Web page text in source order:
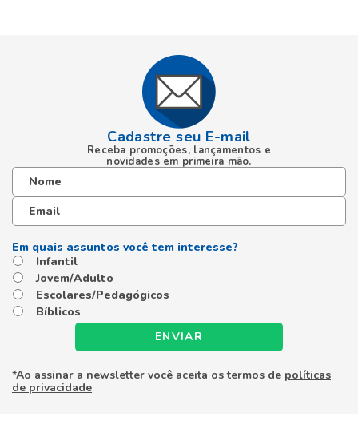
Cadastre seu E-mail
Receba promoções, lançamentos e
novidades em primeira mão.
Infantil
Jovem/Adulto
Escolares/Pedagógicos
Bíblicos
ENVIAR
*Ao assinar a newsletter você aceita os termos de políticas
de privacidade